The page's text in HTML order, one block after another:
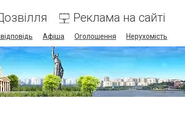
Реклама на сайті
Афіша Оголошення Нерухомість